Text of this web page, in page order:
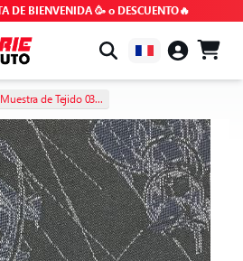
DE BIENVENIDA 🥳 o DESCUENTO🔥
Muestra de Tejido 03...